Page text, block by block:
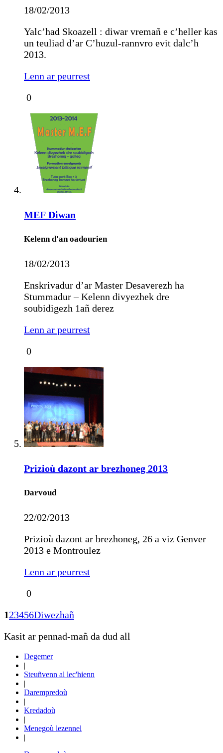
18/02/2013
Yalc’had Skoazell : diwar vremañ e c’heller kas
un teuliad d’ar C’huzul-rannvro evit dalc’h
2013.
Lenn ar peurrest
0
MEF Diwan
Kelenn d'an oadourien
18/02/2013
Enskrivadur d’ar Master Desaverezh ha
Stummadur – Kelenn divyezhek dre
soubidigezh 1añ derez
Lenn ar peurrest
0
Prizioù dazont ar brezhoneg 2013
Darvoud
22/02/2013
Prizioù dazont ar brezhoneg, 26 a viz Genver
2013 e Montroulez
Lenn ar peurrest
0
123456Diwezhañ
Kasit ar pennad-mañ da dud all
Degemer
|
Steuñvenn al lec'hienn
|
Darempredoù
|
Kredadoù
|
Menegoù lezennel
|